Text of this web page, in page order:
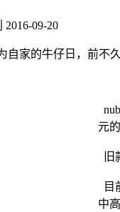
2016-09-20
自家的牛仔日，前不
元
旧
目
中